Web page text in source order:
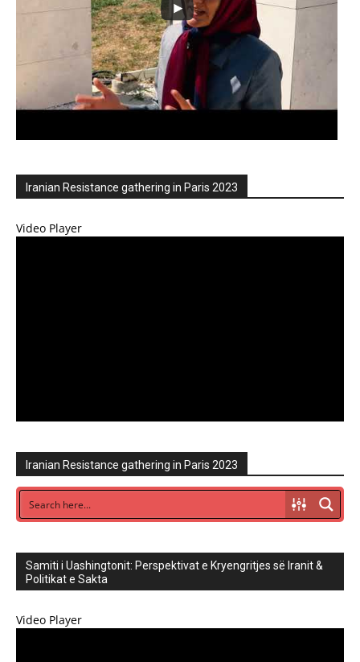
Iranian Resistance gathering in Paris 2023
Video Player
Iranian Resistance gathering in Paris 2023
Samiti i Uashingtonit: Perspektivat e Kryengritjes së Iranit &
Politikat e Sakta
Video Player